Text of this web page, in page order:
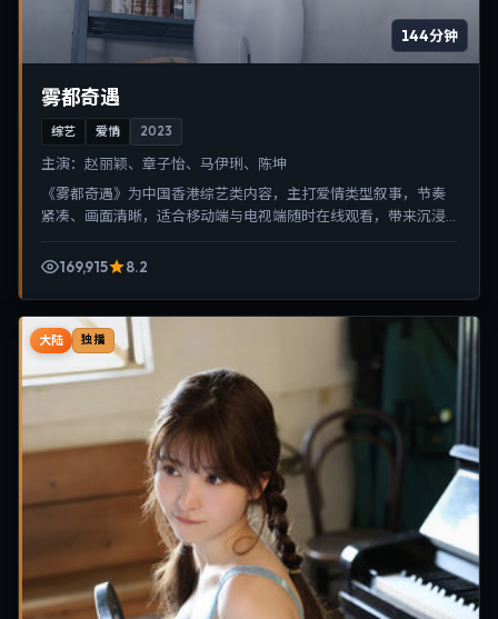
144分钟
雾都奇遇
综艺 爱情 2023
主演： 赵丽颖、章子怡、马伊琍、陈坤
《雾都奇遇》为中国香港综艺类内容，主打爱情类型叙事，节奏
紧凑、画面清晰，适合移动端与电视端随时在线观看，带来沉浸
169,915
8.2
大陆 独播